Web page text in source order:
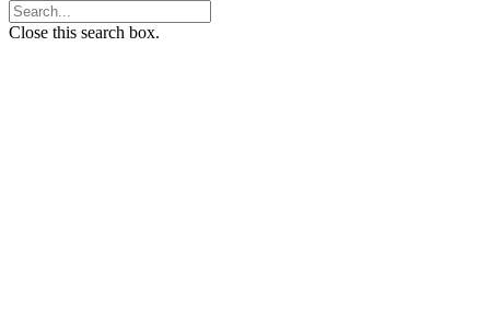
Close this search box.